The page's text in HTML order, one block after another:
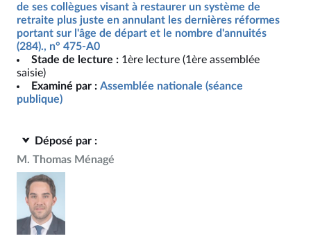
de ses collègues visant à restaurer un système de
retraite plus juste en annulant les dernières réformes
portant sur l'âge de départ et le nombre d'annuités
(284)., n° 475-A0
Stade de lecture : 1ère lecture (1ère assemblée
saisie)
Examiné par : Assemblée nationale (séance
publique)
Déposé par :
M. Thomas Ménagé